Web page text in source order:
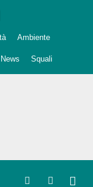
Ambiente
News Squali